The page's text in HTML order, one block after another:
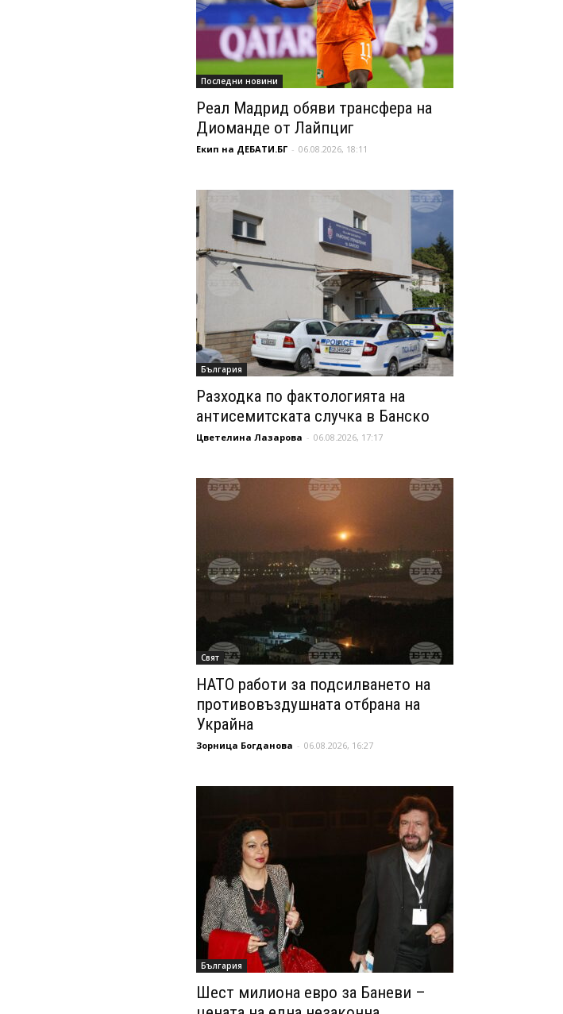
Последни новини
Реал Мадрид обяви трансфера на
Диоманде от Лайпциг
Екип на ДЕБАТИ.БГ - 06.08.2026, 18:11
България
Разходка по фактологията на
антисемитската случка в Банско
Цветелина Лазарова - 06.08.2026, 17:17
Свят
НАТО работи за подсилването на
противовъздушната отбрана на
Украйна
Зорница Богданова - 06.08.2026, 16:27
България
Шест милиона евро за Баневи –